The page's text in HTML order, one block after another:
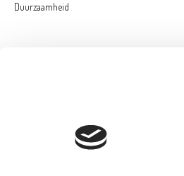
Duurzaamheid